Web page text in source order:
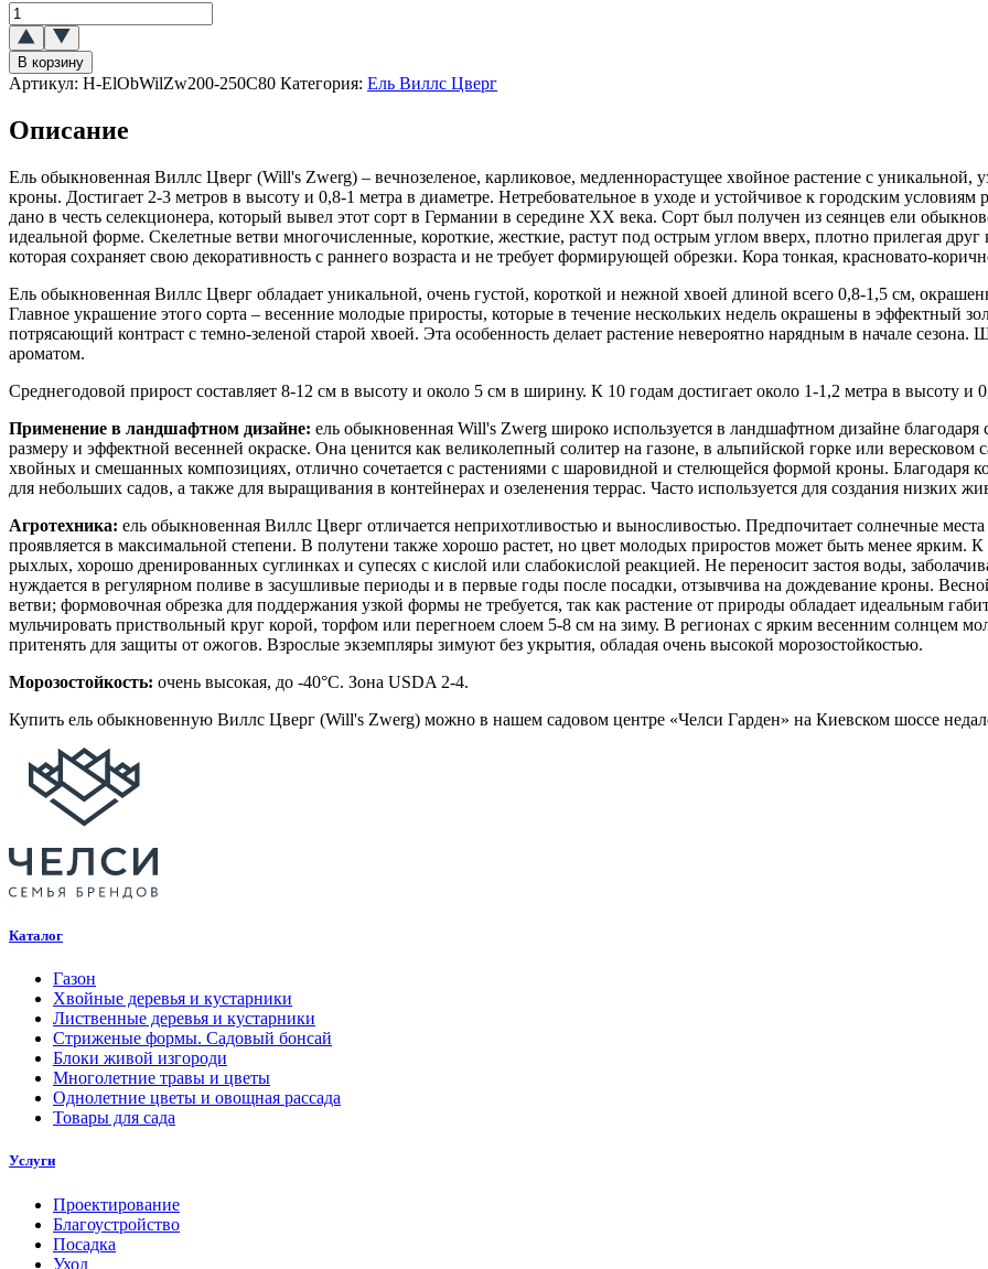
Количество
товара
Ель
обыкновенная
Виллс
(Will's
В корзину
Артикул: H-ElObWilZw200-250C80 Категория: Ель Виллс Цверг
Описание
Ель обыкновенная Виллс Цверг (Will's Zwerg) – вечнозеленое, карликовое, медленнорастущее хвойное растение с
кроны. Достигает 2-3 метров в высоту и 0,8-1 метра в диаметре. Нетребовательное в уходе и устойчивое к городским
дано в честь селекционера, который вывел этот сорт в Германии в середине XX века. Сорт был получен из сеянцев ели
идеальной форме. Скелетные ветви многочисленные, короткие, жесткие, растут под острым углом вверх, плотно прилегая
которая сохраняет свою декоративность с раннего возраста и не требует формирующей обрезки. Кора тонкая, красновато-
Ель обыкновенная Виллс Цверг обладает уникальной, очень густой, короткой и нежной хвоей длиной всего 0,8-1,5 см,
Главное украшение этого сорта – весенние молодые приросты, которые в течение нескольких недель окрашены в эффектный
потрясающий контраст с темно-зеленой старой хвоей. Эта особенность делает растение невероятно нарядным в начале
ароматом.
Среднегодовой прирост составляет 8-12 см в высоту и около 5 см в ширину. К 10 годам достигает около 1-1,2 метра в высоту и
Применение в ландшафтном дизайне: ель обыкновенная Will's Zwerg широко используется в ландшафтном дизайне
размеру и эффектной весенней окраске. Она ценится как великолепный солитер на газоне, в альпийской горке или
хвойных и смешанных композициях, отлично сочетается с растениями с шаровидной и стелющейся формой кроны. Благодаря
для небольших садов, а также для выращивания в контейнерах и озеленения террас. Часто используется для создания низких
Агротехника: ель обыкновенная Виллс Цверг отличается неприхотливостью и выносливостью. Предпочитает солнечные
проявляется в максимальной степени. В полутени также хорошо растет, но цвет молодых приростов может быть менее ярким.
рыхлых, хорошо дренированных суглинках и супесях с кислой или слабокислой реакцией. Не переносит застоя воды,
нуждается в регулярном поливе в засушливые периоды и в первые годы после посадки, отзывчива на дождевание кроны.
ветви; формовочная обрезка для поддержания узкой формы не требуется, так как растение от природы обладает идеальным
мульчировать приствольный круг корой, торфом или перегноем слоем 5-8 см на зиму. В регионах с ярким весенним солнцем
притенять для защиты от ожогов. Взрослые экземпляры зимуют без укрытия, обладая очень высокой морозостойкостью.
Морозостойкость: очень высокая, до -40°C. Зона USDA 2-4.
Купить ель обыкновенную Виллс Цверг (Will's Zwerg) можно в нашем садовом центре «Челси Гарден» на Киевском шоссе
Каталог
Газон
Хвойные деревья и кустарники
Лиственные деревья и кустарники
Стриженые формы. Садовый бонсай
Блоки живой изгороди
Многолетние травы и цветы
Однолетние цветы и овощная рассада
Товары для сада
Услуги
Проектирование
Благоустройство
Посадка
Уход